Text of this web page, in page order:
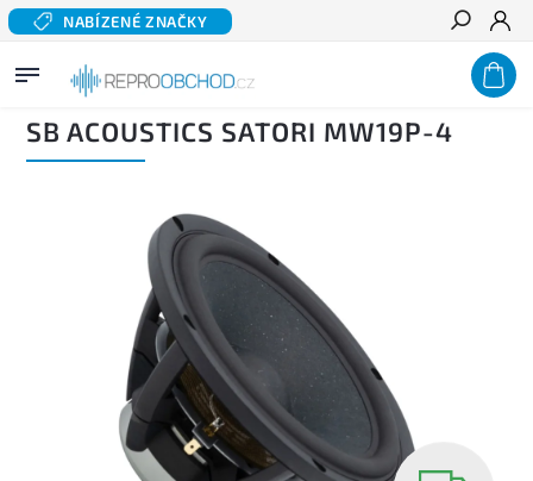
NABÍZENÉ ZNAČKY
Hledat
Domů/ Domácí audio/Komponentní reproduktory hi-fi
Basové a středobasové
reproduktory/SB ACOUSTICS Satori MW19P-4
SB ACOUSTICS SATORI MW19P-4